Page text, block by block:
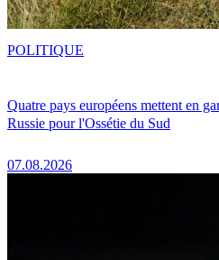
Quatre pays européens mettent en
Russie pour l'Ossétie du Sud
07.08.2026
POLITIQUE